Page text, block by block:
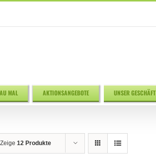
MAL AKTIONSANGEBOTE UNSER GESCHÄFT
Zeige 12 Produkte